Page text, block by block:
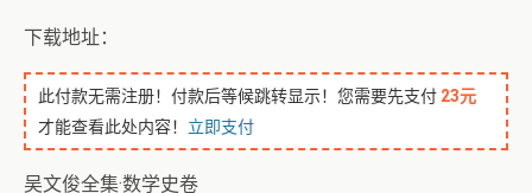
下载地址：
此付款无需注册！付款后等候跳转显示！您需要先支付 23元
才能查看此处内容！ 立即支付
吴文俊全集·数学史卷